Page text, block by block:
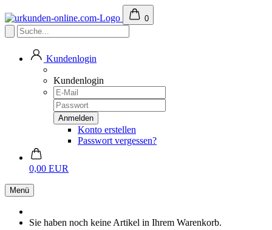
0
Kundenlogin
Kundenlogin
Konto erstellen
Passwort vergessen?
0,00 EUR
Menü
Sie haben noch keine Artikel in Ihrem Warenkorb.